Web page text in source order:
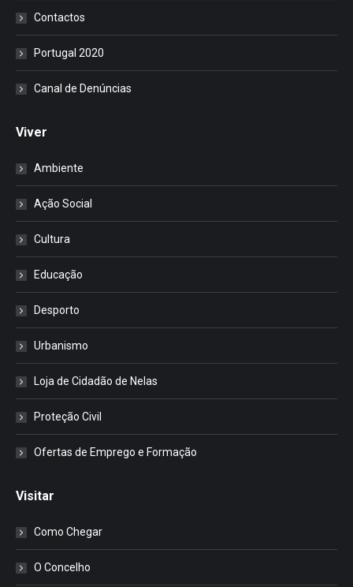
Contactos
Portugal 2020
Canal de Denúncias
Viver
Ambiente
Ação Social
Cultura
Educação
Desporto
Urbanismo
Loja de Cidadão de Nelas
Proteção Civil
Ofertas de Emprego e Formação
Visitar
Como Chegar
O Concelho